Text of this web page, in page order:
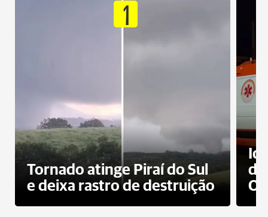
1
Tornado atinge Piraí do Sul
e deixa rastro de destruição